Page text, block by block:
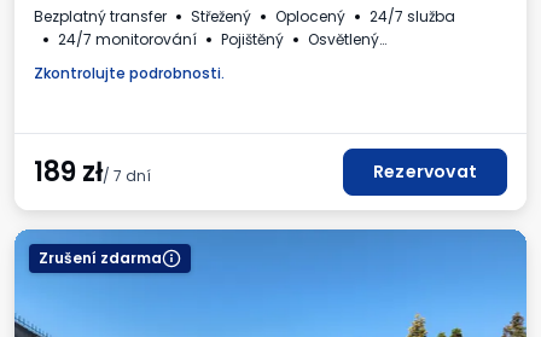
Bezplatný transfer Střežený Oplocený
24/7 služba
24/7 monitorování
Pojištěný
Osvětlený
Zkontrolujte podrobnosti.
189zł/ 7 dní Rezervovat
Zrušení zdarma